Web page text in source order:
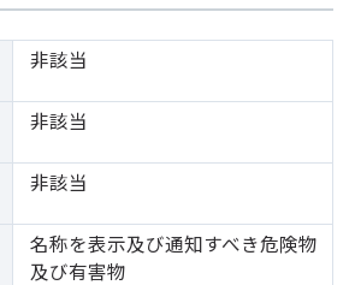
非該当
非該当
非該当
名称を表示及び通知すべき危険物
及び有害物